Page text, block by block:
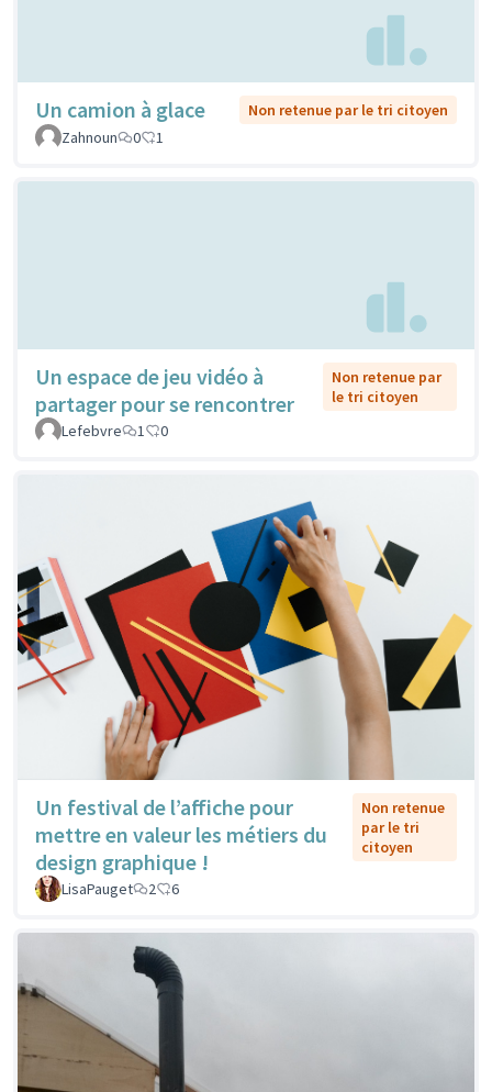
Un camion à glace
Non retenue par le tri citoyen
Zahnoun
0 1
Un espace de jeu vidéo à
partager pour se rencontrer
Non retenue par
le tri citoyen
Lefebvre
1 0
Un festival de l’affiche pour
mettre en valeur les métiers du
design graphique !
Non retenue
par le tri
citoyen
LisaPauget 2 6